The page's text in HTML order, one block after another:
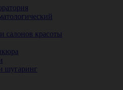
салонов красоты
шугаринг